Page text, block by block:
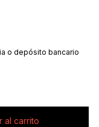
o depósito bancario